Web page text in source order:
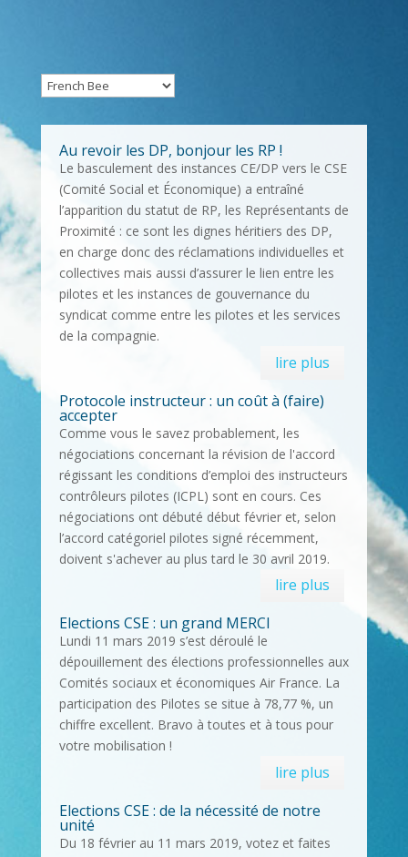
Au revoir les DP, bonjour les RP !
Le basculement des instances CE/DP vers le CSE
(Comité Social et Économique) a entraîné
l’apparition du statut de RP, les Représentants de
Proximité : ce sont les dignes héritiers des DP,
en charge donc des réclamations individuelles et
collectives mais aussi d’assurer le lien entre les
pilotes et les instances de gouvernance du
syndicat comme entre les pilotes et les services
de la compagnie.
lire plus
Protocole instructeur : un coût à (faire)
accepter
Comme vous le savez probablement, les
négociations concernant la révision de l'accord
régissant les conditions d’emploi des instructeurs
contrôleurs pilotes (ICPL) sont en cours. Ces
négociations ont débuté début février et, selon
l’accord catégoriel pilotes signé récemment,
doivent s'achever au plus tard le 30 avril 2019.
lire plus
Elections CSE : un grand MERCI
Lundi 11 mars 2019 s’est déroulé le
dépouillement des élections professionnelles aux
Comités sociaux et économiques Air France. La
participation des Pilotes se situe à 78,77 %, un
chiffre excellent. Bravo à toutes et à tous pour
votre mobilisation !
lire plus
Elections CSE : de la nécessité de notre
unité
Du 18 février au 11 mars 2019, votez et faites